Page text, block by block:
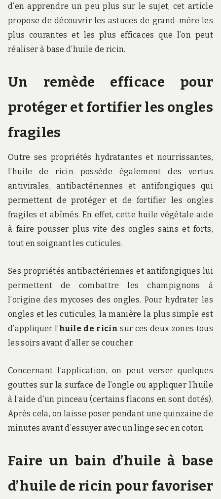
d’en apprendre un peu plus sur le sujet, cet article
propose de découvrir les astuces de grand-mère les
plus courantes et les plus efficaces que l’on peut
réaliser à base d’huile de ricin.
Un remède efficace pour
protéger et fortifier les ongles
fragiles
Outre ses propriétés hydratantes et nourrissantes,
l’huile de ricin possède également des vertus
antivirales, antibactériennes et antifongiques qui
permettent de protéger et de fortifier les ongles
fragiles et abîmés. En effet, cette huile végétale aide
à faire pousser plus vite des ongles sains et forts,
tout en soignant les cuticules.
Ses propriétés antibactériennes et antifongiques lui
permettent de combattre les champignons à
l’origine des mycoses des ongles. Pour hydrater les
ongles et les cuticules, la manière la plus simple est
d’appliquer l’huile de ricin sur ces deux zones tous
les soirs avant d’aller se coucher.
Concernant l’application, on peut verser quelques
gouttes sur la surface de l’ongle ou appliquer l’huile
à l’aide d’un pinceau (certains flacons en sont dotés).
Après cela, on laisse poser pendant une quinzaine de
minutes avant d’essuyer avec un linge sec en coton.
Faire un bain d’huile à base
d’huile de ricin pour favoriser